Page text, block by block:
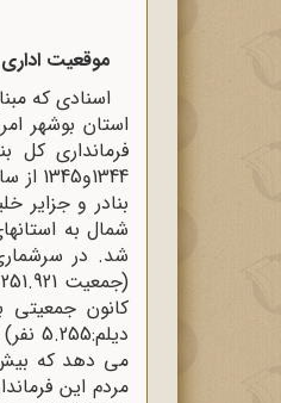
موقعیت
اسنادی که
فرمانداری کل
1344و1345 از ساواک جزایر و بنادر (بنادر و جزایر) خلیج فارس
بنادر و جزایر
شمال به